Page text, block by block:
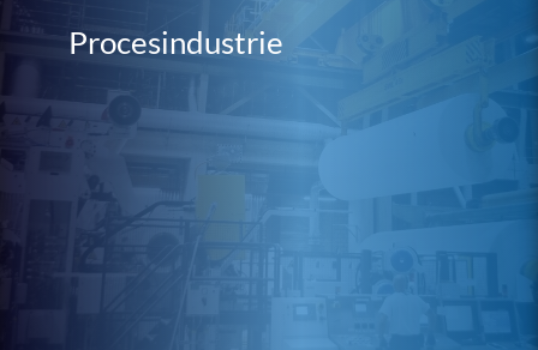
Procesindustrie